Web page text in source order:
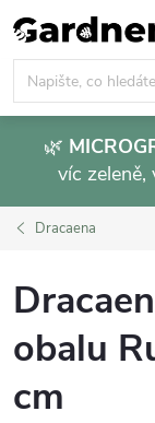
Přejít
na
obsah
🌿
víc
Dracaena
obalu
cm